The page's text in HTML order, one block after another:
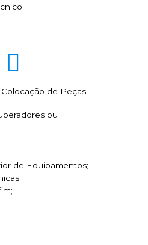
de Peças
ou
de Equipamentos;